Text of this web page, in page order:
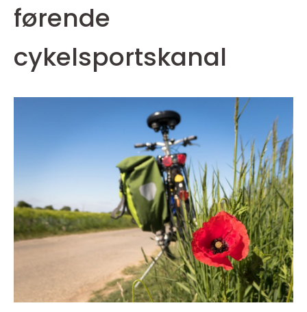
førende
cykelsportskanal